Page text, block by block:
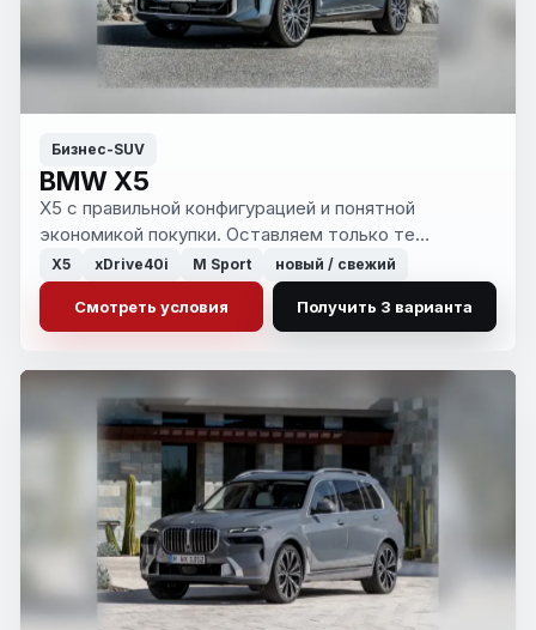
Бизнес-SUV
BMW X5
X5 с правильной конфигурацией и понятной
экономикой покупки. Оставляем только те
варианты, которые оправданы по цене, сроку и
состоянию.
X5 xDrive40i M Sport новый / свежий
Смотреть условия Получить 3 варианта